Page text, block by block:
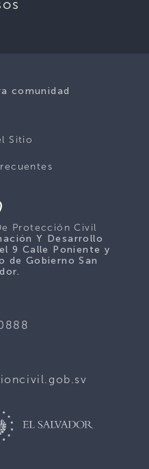
comunidad
Sitio
Protección Civil
Y Desarrollo
9 Calle Poniente y
de Gobierno San